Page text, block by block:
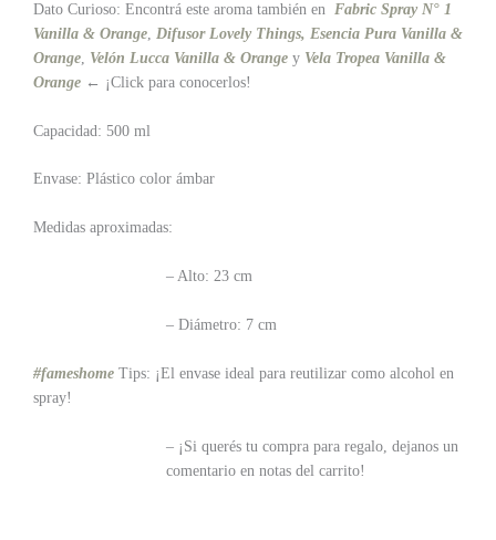
Dato Curioso: Encontrá este aroma también en
Fabric Spray N° 1
Vanilla & Orange Difusor Lovely Things, Esencia Pura Vanilla &
Orange Velón Lucca Vanilla & Orange y Vela Tropea Vanilla &
Orange ← ¡Click para conocerlos!
Capacidad: 500 ml
Envase: Plástico color ámbar
Medidas aproximadas:
– Alto: 23 cm
– Diámetro: 7 cm
#fameshome Tips: ¡El envase ideal para reutilizar como alcohol en
spray!
– ¡Si querés tu compra para regalo, dejanos un
comentario en notas del carrito!